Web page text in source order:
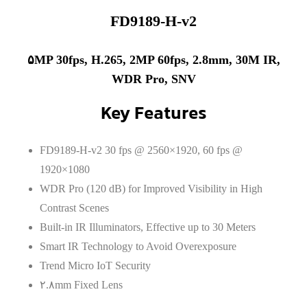
FD9189-H-v2
۵MP 30fps, H.265, 2MP 60fps, 2.8mm, 30M IR,
WDR Pro, SNV
Key Features
FD9189-H-v2 30 fps @ 2560×1920, 60 fps @
1920×1080
WDR Pro (120 dB) for Improved Visibility in High
Contrast Scenes
Built-in IR Illuminators, Effective up to 30 Meters
Smart IR Technology to Avoid Overexposure
Trend Micro IoT Security
۲.۸mm Fixed Lens